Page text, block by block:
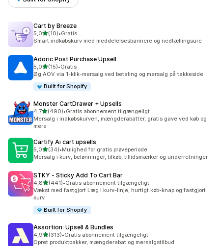
Cart by Breeze
5,0ud af 5 stjerner
(10)
10 anmeldelser i alt
•Gratis
Smart indkøbskurv med meddelelsesbannere og nedtællingsure
Adoric Post Purchase Upsell
5,0ud af 5 stjerner
(15)
15 anmeldelser i alt
•Gratis
Øg AOV via 1-klik-mersalg ved betaling og mersalg på takkeside
Built for Shopify
Monster CartDrawer + Upsells
4,7ud af 5 stjerner
(490)
490 anmeldelser i alt
•Gratis abonnement tilgængeligt
Mersalg i indkøbskurven, mængderabatter, gratis gave ved køb og
mere
Cartify Ai cart upsells
5,0ud af 5 stjerner
(34)
34 anmeldelser i alt
•Mulighed for gratis prøveperiode
Mersalg i kurv, belønninger, tilkøb, tillidsmærker og underretninger
STKY ‑ Sticky Add To Cart Bar
4,8ud af 5 stjerner
(441)
441 anmeldelser i alt
•Gratis abonnement tilgængeligt
Vækst med fastgjort Læg i kurv-linje, hurtigt køb-knap og fastgjort
kurv
Built for Shopify
Assortion: Upsell & Bundles
4,9ud af 5 stjerner
(313)
313 anmeldelser i alt
•Gratis abonnement tilgængeligt
Opret produktpakker, mængderabat og mersalgstilbud